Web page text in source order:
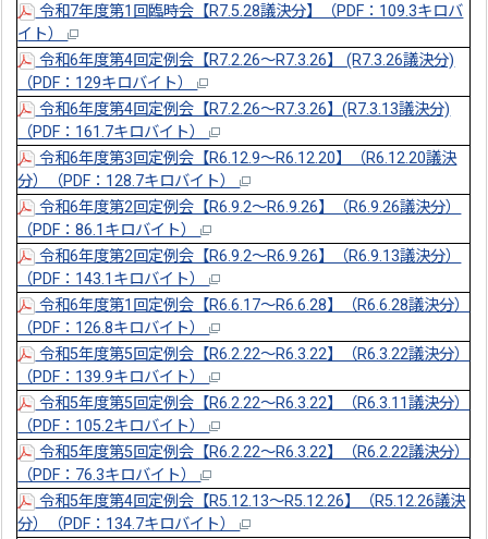
令和7年度第1回臨時会【R7.5.28議決分】（PDF：109.3キロバ
イト）
令和6年度第4回定例会【R7.2.26～R7.3.26】 (R7.3.26議決分)
（PDF：129キロバイト）
令和6年度第4回定例会【R7.2.26～R7.3.26】(R7.3.13議決分)
（PDF：161.7キロバイト）
令和6年度第3回定例会【R6.12.9～R6.12.20】（R6.12.20議決
分）（PDF：128.7キロバイト）
令和6年度第2回定例会【R6.9.2～R6.9.26】（R6.9.26議決分）
（PDF：86.1キロバイト）
令和6年度第2回定例会【R6.9.2～R6.9.26】（R6.9.13議決分）
（PDF：143.1キロバイト）
令和6年度第1回定例会【R6.6.17～R6.6.28】（R6.6.28議決分）
（PDF：126.8キロバイト）
令和5年度第5回定例会【R6.2.22～R6.3.22】（R6.3.22議決分）
（PDF：139.9キロバイト）
令和5年度第5回定例会【R6.2.22～R6.3.22】（R6.3.11議決分）
（PDF：105.2キロバイト）
令和5年度第5回定例会【R6.2.22～R6.3.22】（R6.2.22議決分）
（PDF：76.3キロバイト）
令和5年度第4回定例会【R5.12.13～R5.12.26】（R5.12.26議決
分）（PDF：134.7キロバイト）